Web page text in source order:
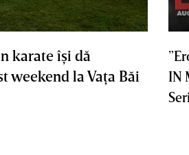
karate îşi dă
weekend la Vaţa Băi
IN